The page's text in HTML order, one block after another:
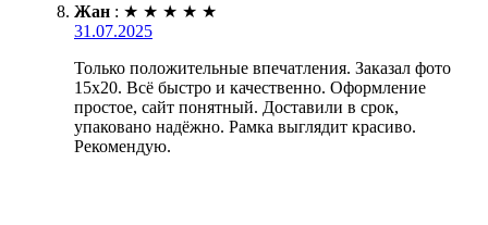
Жан : ★ ★ ★ ★ ★
31.07.2025
Только положительные впечатления. Заказал фото
15х20. Всё быстро и качественно. Оформление
простое, сайт понятный. Доставили в срок,
упаковано надёжно. Рамка выглядит красиво.
Рекомендую.